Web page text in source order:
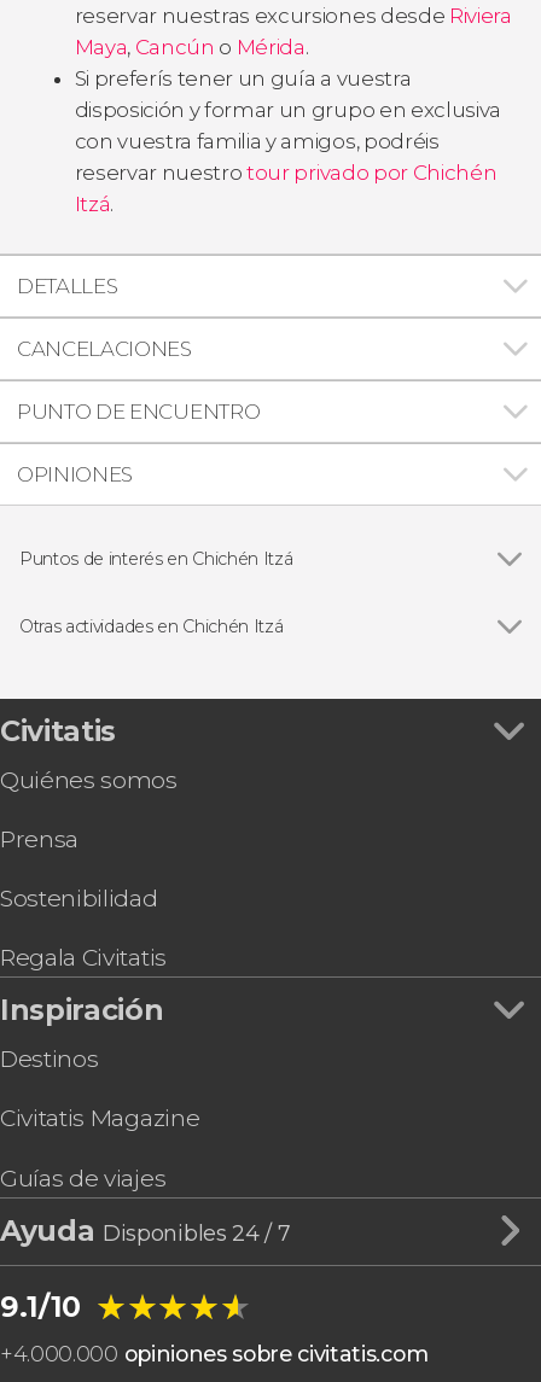
reservar nuestras excursiones desde Riviera
Maya, Cancún o Mérida.
Si preferís tener un guía a vuestra
disposición y formar un grupo en exclusiva
con vuestra familia y amigos, podréis
reservar nuestrotour privado por Chichén
Itzá.
DETALLES
CANCELACIONES
PUNTO DE ENCUENTRO
OPINIONES
Puntos de interés en Chichén Itzá
Otras actividades en Chichén Itzá
Tren Maya a Cancún
Entrada al cenote Tsukán y su santuario
Civitatis
Quiénes somos
Prensa
Sostenibilidad
Regala Civitatis
Inspiración
Destinos
Civitatis Magazine
Guías de viajes
Ayuda Disponibles 24 / 7
9.1/10 ★★★★★
★★★★★
+4.000.000 opiniones sobre civitatis.com